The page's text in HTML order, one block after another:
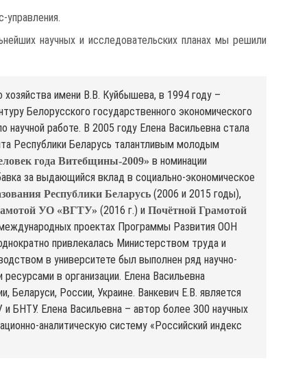
управления.
научных и исследовательских планах мы решили
хозяйства имени В.В. Куйбышева, в 1994 году –
Белорусского государственного экономического
работе. В 2005 году Елена Васильевна стала
Республики Беларусь талантливым молодым
года Витебщины-2009» в номинации
за выдающийся вклад в социально-экономическое
Республики Беларусь (2006 и 2015 годы),
УО «ВГТУ» (2016 г.) иПочётной Грамотой
проектах Программы Развития ООН
привлекалась Министерством труда и
в университете был выполнен ряд научно-
в организации. Елена Васильевна
Беларуси, России, Украине. Ванкевич Е.В. является
БНТУ. Елена Васильевна – автор более 300 научных
аналитическую систему «Российский индекс